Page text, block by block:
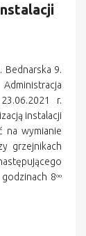
Bednarska 9.
r.
instalacji
na wymianie
grzejnikach
8ᵒᵒ